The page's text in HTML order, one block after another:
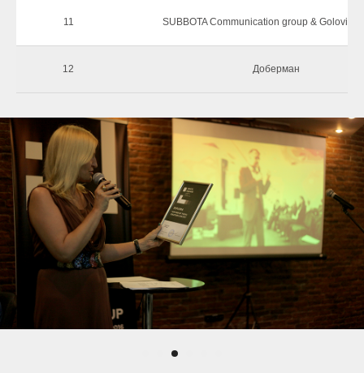
11 SUBBOTA Communication group &
12 Доберман